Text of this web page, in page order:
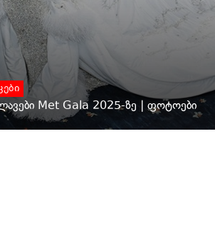
Met Gala 2025-ზე | ფოტოები